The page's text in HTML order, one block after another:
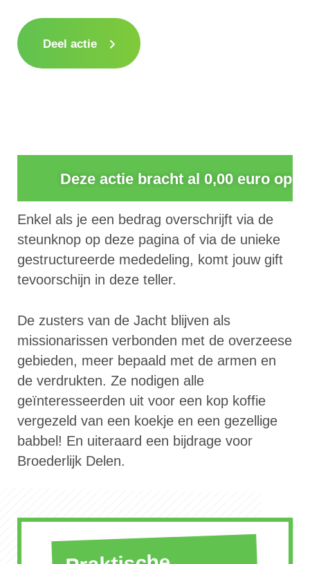
Deel actie
Deze actie bracht al 0,00 euro op
Enkel als je een bedrag overschrijft via de
steunknop op deze pagina of via de unieke
gestructureerde mededeling, komt jouw gift
tevoorschijn in deze teller.
De zusters van de Jacht blijven als
missionarissen verbonden met de overzeese
gebieden, meer bepaald met de armen en
de verdrukten. Ze nodigen alle
geïnteresseerden uit voor een kop koffie
vergezeld van een koekje en een gezellige
babbel! En uiteraard een bijdrage voor
Broederlijk Delen.